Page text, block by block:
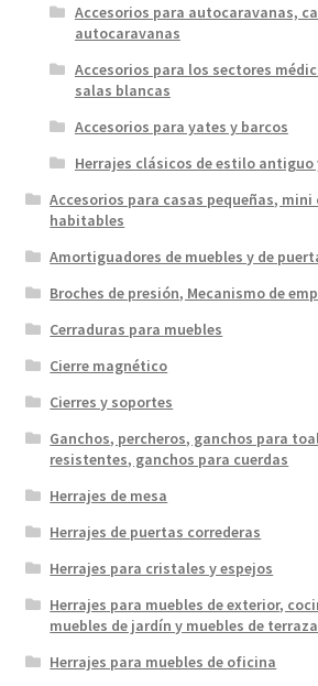
Accesorios para autocaravanas,
autocaravanas
Accesorios para los sectores
salas blancas
Accesorios para yates y barcos
Herrajes clásicos de estilo
Accesorios para casas pequeñas,
habitables
Amortiguadores de muebles y de
Broches de presión, Mecanismo de
Cerraduras para muebles
Cierre magnético
Cierres y soportes
Ganchos, percheros, ganchos para
resistentes, ganchos para cuerdas
Herrajes de mesa
Herrajes de puertas correderas
Herrajes para cristales y espejos
Herrajes para muebles de exterior,
muebles de jardín y muebles de terraza
Herrajes para muebles de oficina